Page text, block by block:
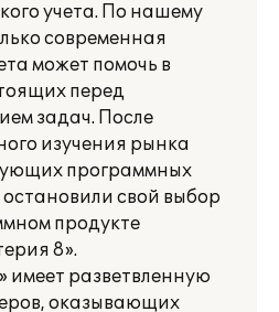
учета. По нашему
современная
может помочь в
перед
задач. После
изучения рынка
программных
свой выбор
продукте
8».
имеет разветвленную
оказывающих